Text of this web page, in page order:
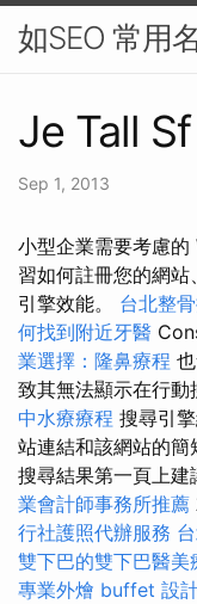
如SEO 常用
Je Tall
Sep 1, 2013
小型企業需要考慮
習如何註冊您的網
引擎效能。 台北整
何找到附近牙醫
業選擇：隆鼻療程
致其無法顯示在行動
中水療療程 搜尋引
站連結和該網站的簡
搜尋結果第一頁上建
業會計師事務所推薦
行社護照代辦服務
雙下巴的雙下巴醫美
專業外燴 buffet 設